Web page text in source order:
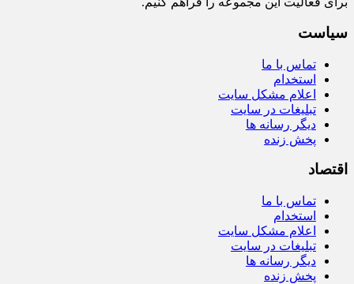
سیاست
تماس با ما
استخدام
اعلام مشکل سایت
تبلیغات در سایت
دیگر رسانه ها
پخش زنده
اقتصاد
تماس با ما
استخدام
اعلام مشکل سایت
تبلیغات در سایت
دیگر رسانه ها
پخش زنده